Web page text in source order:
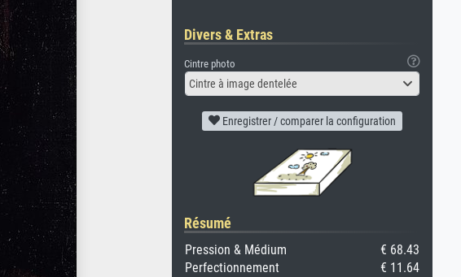
Divers & Extras
Cintre photo
Cintre à image dentelée
Enregistrer / comparer la configuration
Résumé
Pression & Médium
€ 68.43
Perfectionnement
€ 11.64